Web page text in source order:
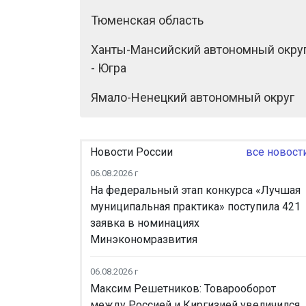
Тюменская область
Ханты-Мансийский автономный
- Югра
Ямало-Ненецкий автономный округ
Новости России все
06.08.2026 г
На федеральный этап конкурса «Лучшая
муниципальная практика» поступила 421
заявка в номинациях
Минэкономразвития
06.08.2026 г
Максим Решетников: Товарооборот